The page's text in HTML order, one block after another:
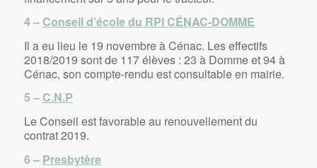
4 – Conseil d’école du RPI CÉNAC-DOMME
Il a eu lieu le 19 novembre à Cénac. Les effectifs
2018/2019 sont de 117 élèves : 23 à Domme et 94 à
Cénac, son compte-rendu est consultable en mairie.
5 – C.N.P
Le Conseil est favorable au renouvellement du
contrat 2019.
6 – Presbytère